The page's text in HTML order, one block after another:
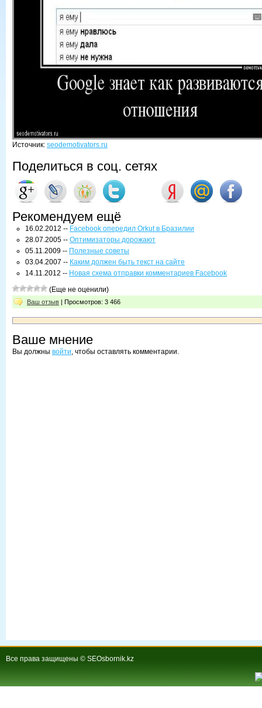
Источник: seodemotivators.ru
Поделиться в соц. сетях
Рекомендуем ещё
16.02.2012 -- Facebook опередил Orkut в Бразилии
28.07.2005 -- Оптимизаторы дорожают
05.11.2009 -- Полезные советы
03.04.2007 -- Каким должен быть текст на сайте
14.11.2012 -- Новая схема отправки комментариев Facebook
(Еще не оценили)
Ваш отзыв | Просмотров: 3 466
Ваше мнение
Вы должны войти, чтобы оставлять комментарии.
Все права защищены © SEOsbornik.kz